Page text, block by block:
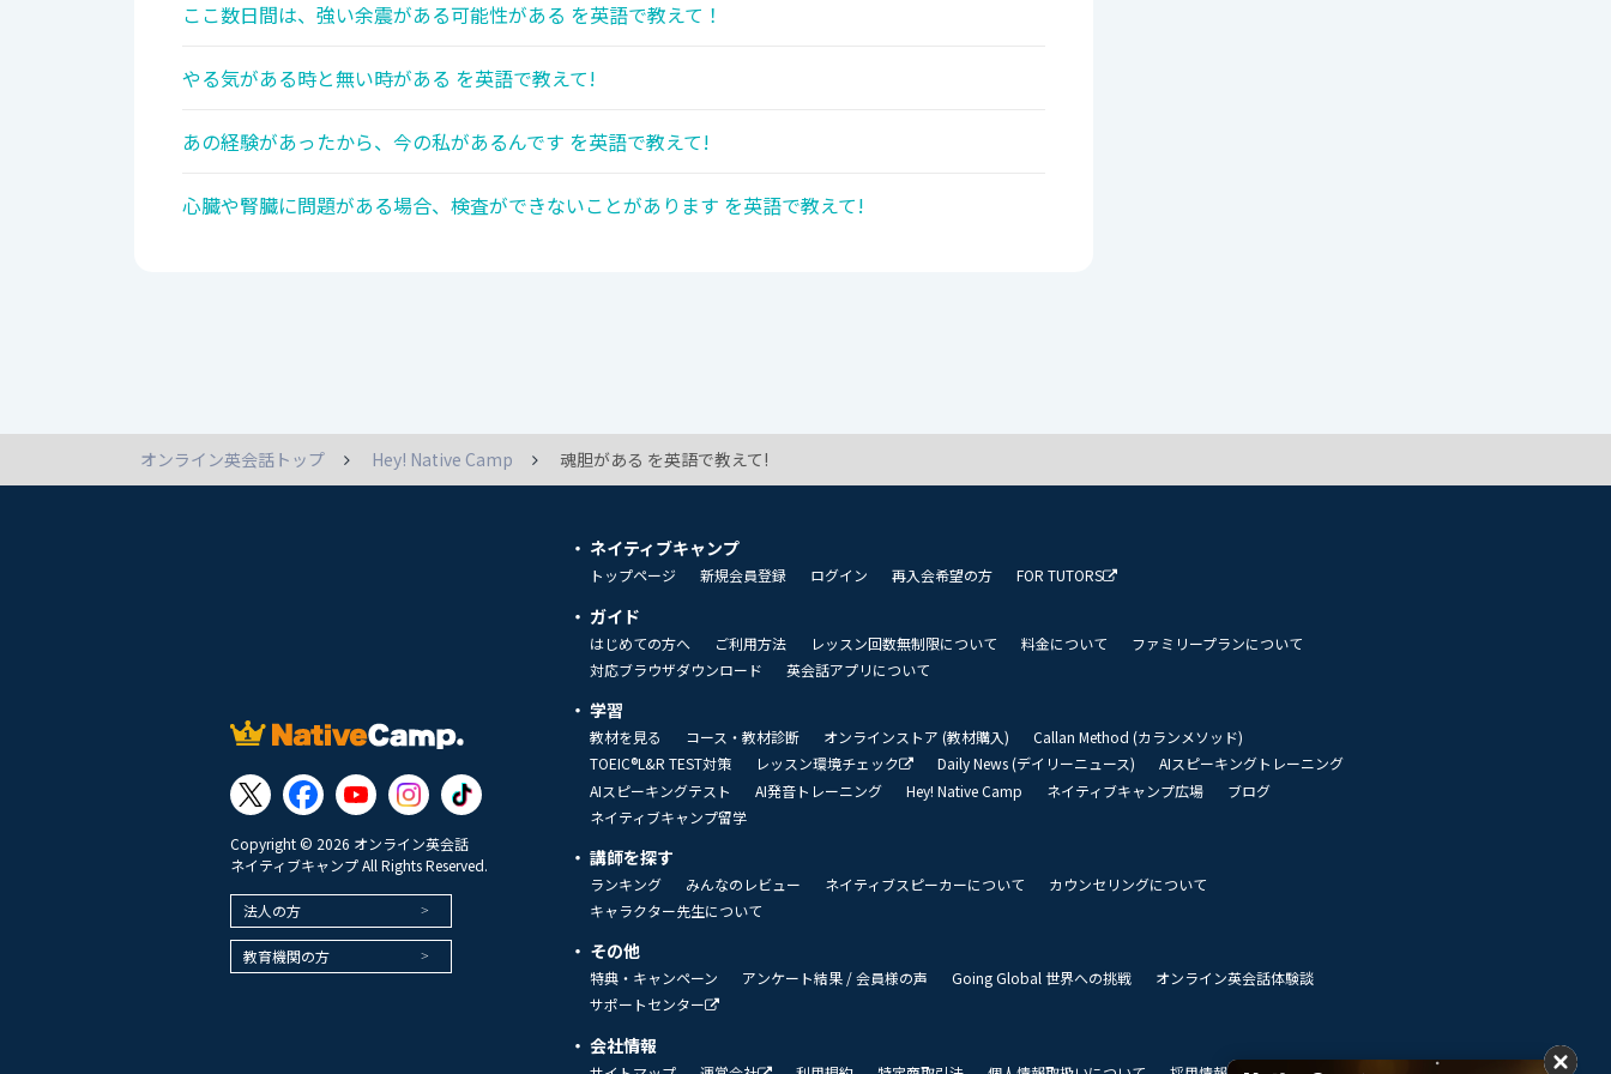
ここ数日間は、強い余震がある可能性がある を英語で教えて！
やる気がある時と無い時がある を英語で教えて!
あの経験があったから、今の私があるんです を英語で教えて!
心臓や腎臓に問題がある場合、検査ができないことがあります を英語で教えて!
オンライン英会話トップ Hey! Native Camp 魂胆がある を英語で教えて!
Copyright © 2026 オンライン英会話
ネイティブキャンプ All Rights Reserved.
法人の方
教育機関の方
ネイティブキャンプ
トップページ 新規会員登録 ログイン 再入会希望の方 FOR TUTORS
ガイド
はじめての方へ ご利用方法 レッスン回数無制限について 料金について
ファミリープランについて
対応ブラウザダウンロード
英会話アプリについて
学習
教材を見る コース・教材診断 オンラインストア (教材購入)
Callan Method (カランメソッド)
TOEIC®L&R TEST対策
レッスン環境チェック Daily News (デイリーニュース)
AIスピーキングトレーニング
AIスピーキングテスト
AI発音トレーニング Hey! Native Camp ネイティブキャンプ広場
ブログ
ネイティブキャンプ留学
講師を探す
ランキング みんなのレビュー ネイティブスピーカーについて
カウンセリングについて
キャラクター先生について
その他
特典・キャンペーン アンケート結果 / 会員様の声 Going Global 世界への挑戦
オンライン英会話体験談
サポートセンター
会社情報